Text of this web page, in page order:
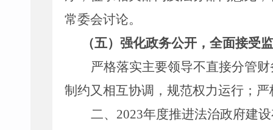
常委会讨论。
（五）强化政务公开，全面接受
严格落实主要领导不直接分管
制约又相互协调，规范权力运行；
二、 2023年度推进法治政府建